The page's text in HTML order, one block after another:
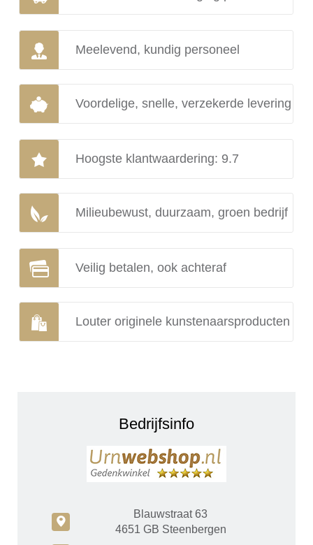
Meelevend, kundig personeel
Voordelige, snelle, verzekerde levering
Hoogste klantwaardering: 9.7
Milieubewust, duurzaam, groen bedrijf
Veilig betalen, ook achteraf
Louter originele kunstenaarsproducten
Bedrijfsinfo
c
Blauwstraat 63
4651 GB Steenbergen